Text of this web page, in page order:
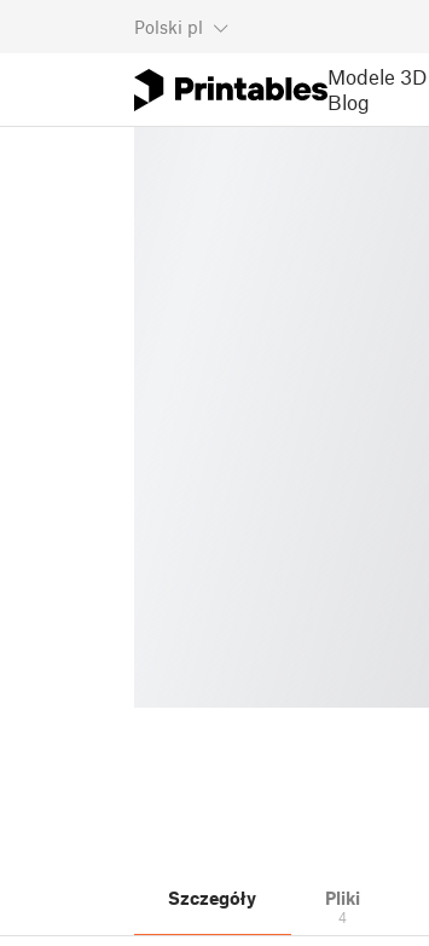
Polski pl
Modele 3D
Blog
Szczegóły Pliki
4